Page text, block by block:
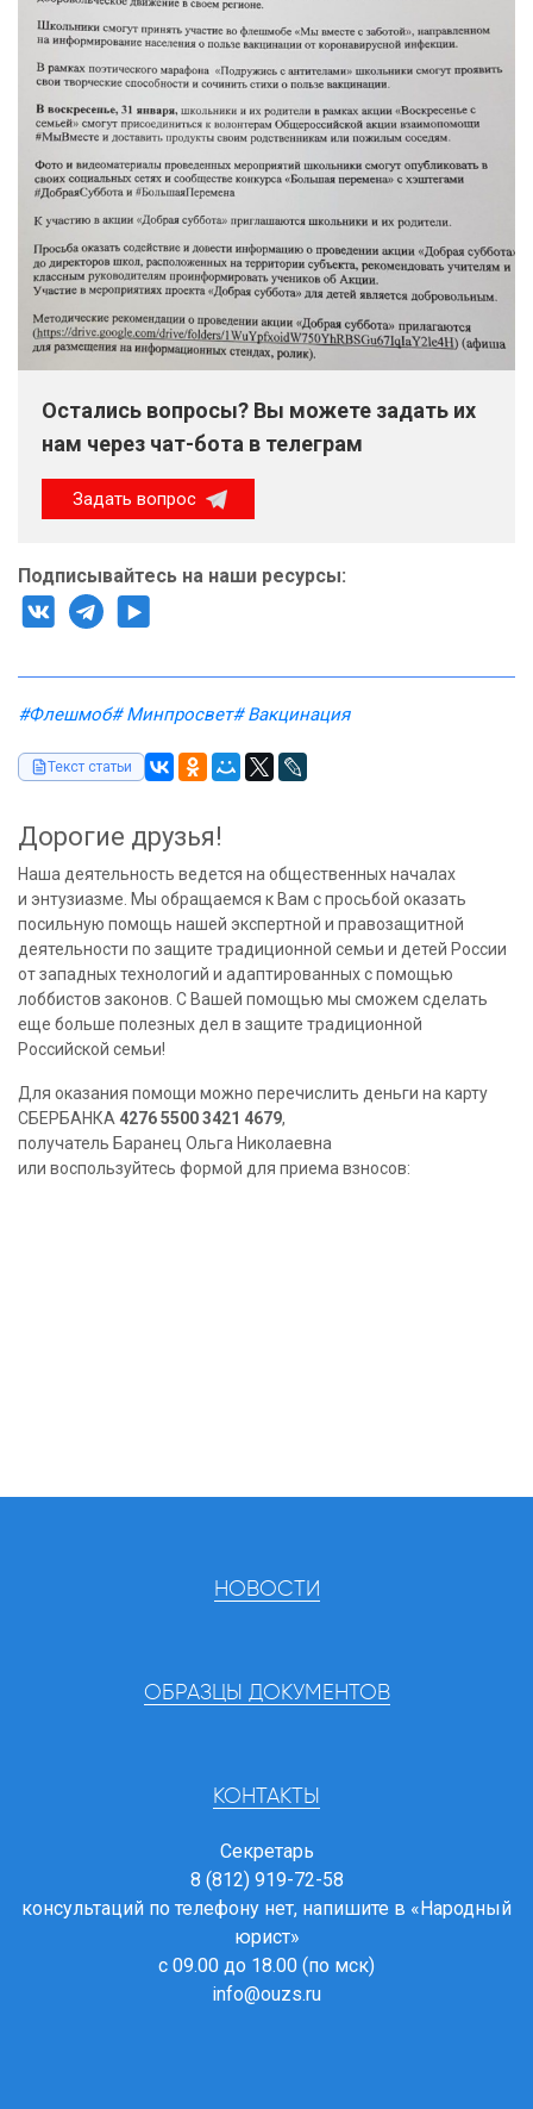
Остались вопросы? Вы можете задать их
нам через чат-бота в телеграм
Задать вопрос
Подписывайтесь на наши ресурсы:
#Флешмоб# Минпросвет# Вакцинация
Текст статьи
Дорогие друзья!
Наша деятельность ведется на общественных началах
и энтузиазме. Мы обращаемся к Вам с просьбой оказать
посильную помощь нашей экспертной и правозащитной
деятельности по защите традиционной семьи и детей России
от западных технологий и адаптированных с помощью
лоббистов законов. С Вашей помощью мы сможем сделать
еще больше полезных дел в защите традиционной
Российской семьи!
Для оказания помощи можно перечислить деньги на карту
СБЕРБАНКА 4276 5500 3421 4679,
получатель Баранец Ольга Николаевна
или воспользуйтесь формой для приема взносов:
НОВОСТИ
ОБРАЗЦЫ ДОКУМЕНТОВ
КОНТАКТЫ
Секретарь
8 (812) 919-72-58
консультаций по телефону нет, напишите в «Народный
юрист»
с 09.00 до 18.00 (по мск)
info@ouzs.ru